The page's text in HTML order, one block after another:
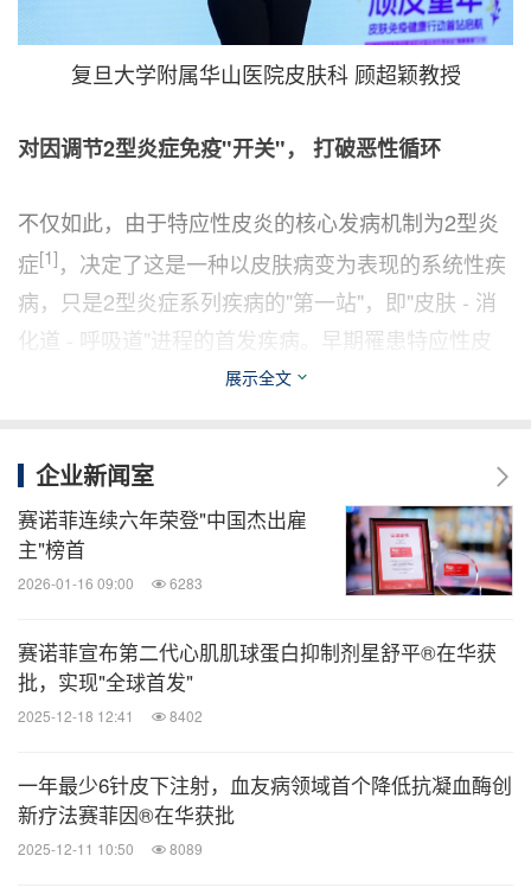
复旦大学附属华山医院皮肤科 顾超颖教授
对因调节2型炎症免疫"开关"， 打破恶性循环
不仅如此，由于特应性皮炎的核心发病机制为2型炎
症[1]，决定了这是一种以皮肤病变为表现的系统性疾
病，只是2型炎症系列疾病的"第一站"，即"皮肤 - 消
化道 - 呼吸道"进程的首发疾病。早期罹患特应性皮
炎，未来合并过敏性鼻炎、哮喘等其他2型炎症共病
性皮炎儿童与青少年更容易"一病"变"多病"。
"在特应性皮炎的发病过程中，两种细胞因子白介素
4(IL-4)及白介素13(IL-13)起到了关键作用会像‘滚雪
一样产生级联反应，所以特应性皮炎疾病管理的关
键是针对2型炎症的‘对因管理'，进行精准的免疫‘开
关'调节。"事实上，特应性皮炎不只是因为免疫力低
下，更多的是免疫系统紊乱而导致的免疫失衡，焦
病的发生。顾超颖教授强调，"同时需要注意的是，
特应性皮炎和高血压、糖尿病一样属于慢性病，只要
展示全文
企业新闻室
赛诺菲连续六年荣登"中国杰出雇
主"榜首
2026-01-16 09:00 6283
赛诺菲宣布第二代心肌肌球蛋白抑制剂星舒平®在华获
批，实现"全球首发"
2025-12-18 12:41 8402
一年最少6针皮下注射，血友病领域首个降低抗凝血酶创
新疗法赛菲因®在华获批
2025-12-11 10:50 8089